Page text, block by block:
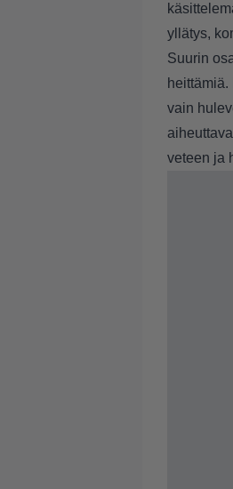
yllätys,
Suurin
vain
veteen ja